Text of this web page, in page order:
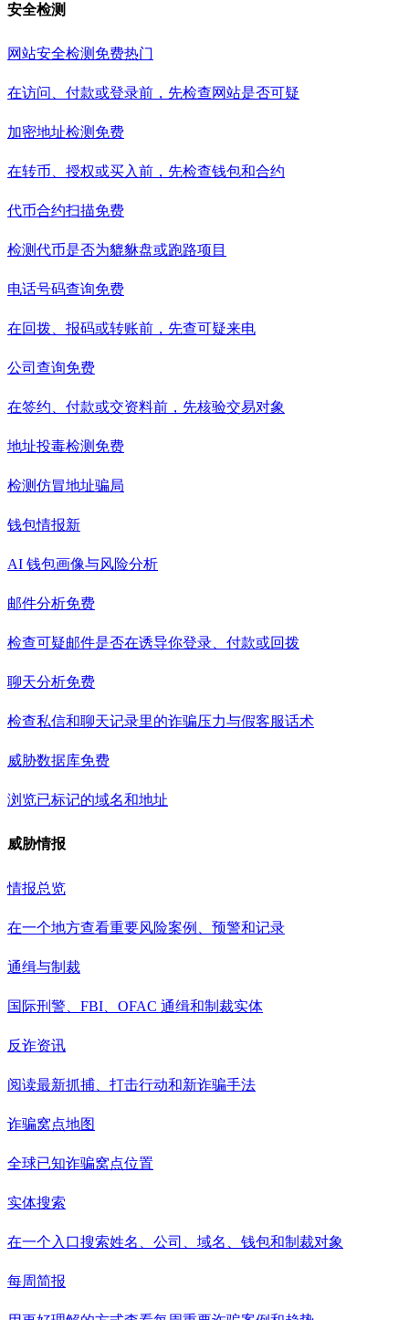
安全检测
网站安全检测 免费热门
在访问、付款或登录前，先检查网站是否可疑
加密地址检测 免费
在转币、授权或买入前，先检查钱包和合约
代币合约扫描免费
检测代币是否为貔貅盘或跑路项目
电话号码查询免费
在回拨、报码或转账前，先查可疑来电
公司查询免费
在签约、付款或交资料前，先核验交易对象
地址投毒检测 免费
检测仿冒地址骗局
钱包情报新
AI 钱包画像与风险分析
邮件分析免费
检查可疑邮件是否在诱导你登录、付款或回拨
聊天分析免费
检查私信和聊天记录里的诈骗压力与假客服话术
威胁数据库免费
浏览已标记的域名和地址
威胁情报
情报总览
在一个地方查看重要风险案例、预警和记录
通缉与制裁
国际刑警、FBI、OFAC 通缉和制裁实体
反诈资讯
阅读最新抓捕、打击行动和新诈骗手法
诈骗窝点地图
全球已知诈骗窝点位置
实体搜索
在一个入口搜索姓名、公司、域名、钱包和制裁对象
每周简报